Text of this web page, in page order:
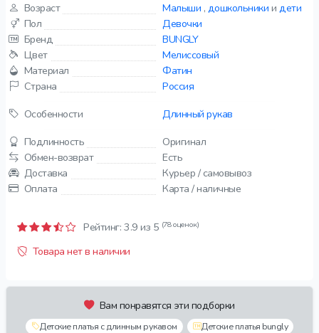
Возраст
Малыши , дошкольники и дети
Пол
Девочки
Бренд
BUNGLY
Цвет
Мелиссовый
Материал
Фатин
Страна
Россия
Особенности
Длинный рукав
Подлинность
Оригинал
Обмен-возврат
Есть
Доставка
Курьер / самовывоз
Оплата
Карта / наличные
Рейтинг: 3.9 из 5 (78 оценок)
Товара нет в наличии
Вам понравятся эти подборки
Детские платья с длинным рукавом
Детские платья bungly